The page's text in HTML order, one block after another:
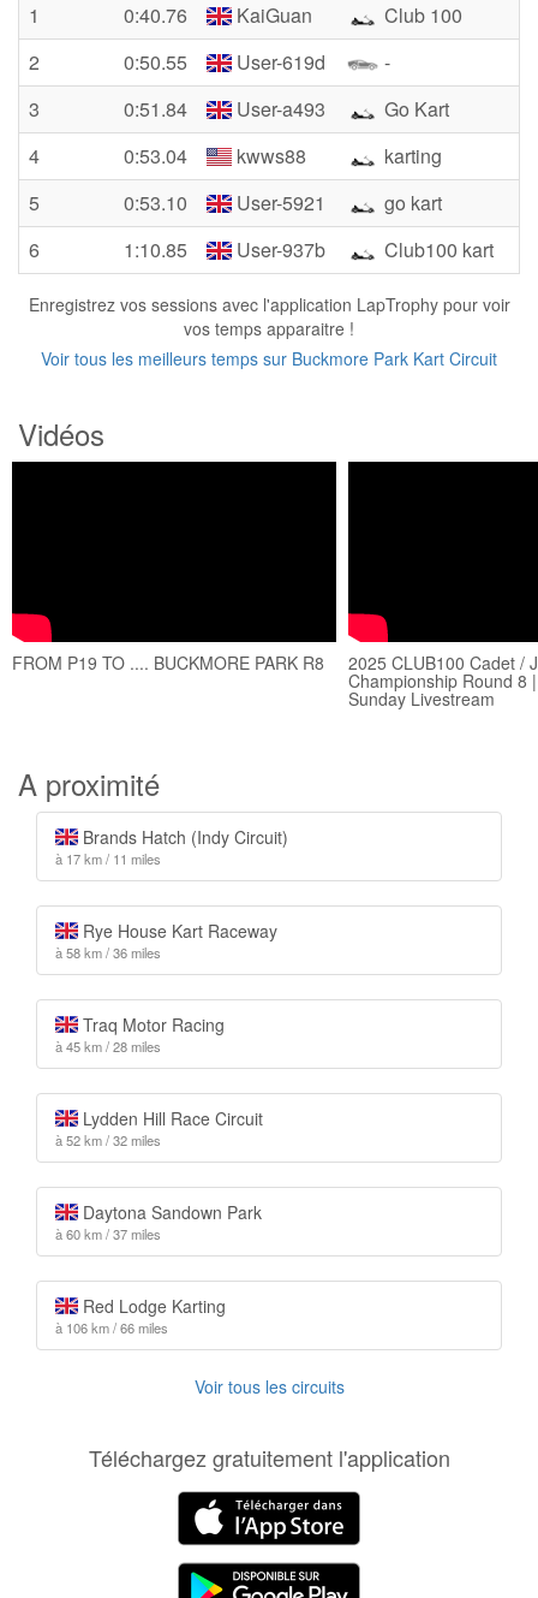
1
0:40.76 KaiGuan
Club 100
2
0:50.55 User-619d
-
3
0:51.84 User-a493
Go Kart
4
0:53.04 kwws88
karting
5
0:53.10 User-5921
go kart
6
1:10.85 User-937b Club100 kart
Enregistrez vos sessions avec l'application LapTrophy pour voir
vos temps apparaitre !
Voir tous les meilleurs temps sur Buckmore Park Kart Circuit
Vidéos
FROM P19 TO .... BUCKMORE PARK R8 2025 CLUB100 Cadet /
Championship Round 8
Sunday Livestream
A proximité
Brands Hatch (Indy Circuit)
à 17 km / 11 miles
Rye House Kart Raceway
à 58 km / 36 miles
Traq Motor Racing
à 45 km / 28 miles
Lydden Hill Race Circuit
à 52 km / 32 miles
Daytona Sandown Park
à 60 km / 37 miles
Red Lodge Karting
à 106 km / 66 miles
Voir tous les circuits
Téléchargez gratuitement l'application